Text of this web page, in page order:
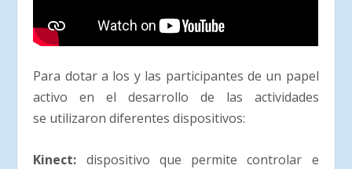
Para dotar a los y las participantes de un papel
activo en el desarrollo de las actividades
se utilizaron diferentes dispositivos:
Kinect: dispositivo que permite controlar e